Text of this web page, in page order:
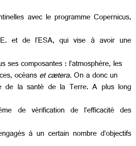
avec le programme Copernicus,
et de l’ESA, qui vise à avoir une
ses composantes : l’atmosphère, les
océanset cætera. On a donc un
de la santé de la Terre. A plus long
de vérification de l’efficacité des
à un certain nombre d’objectifs